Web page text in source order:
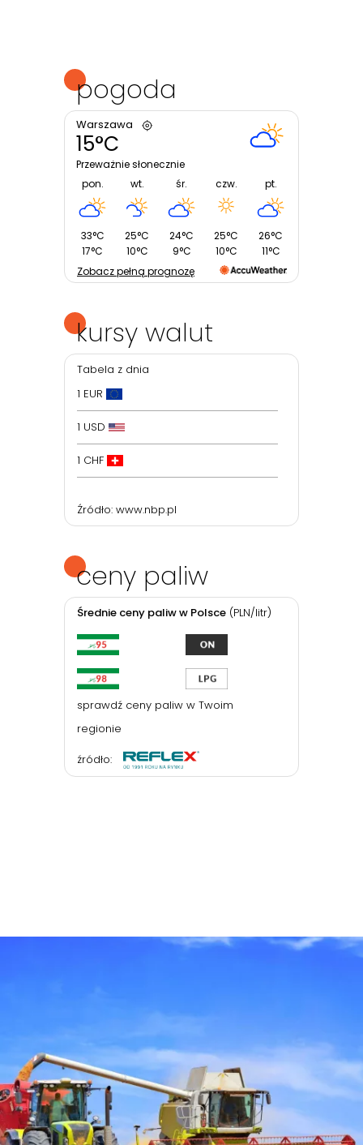
pogoda
Warszawa
15°C
Przeważnie słonecznie
pon.
33°C
17°C
wt.
25°C
10°C
śr.
24°C
9°C
czw.
25°C
10°C
pt.
26°C
11°C
Zobacz pełną prognozę
ceny paliw
Średnie ceny paliw w Polsce (PLN/litr)
sprawdź ceny paliw w Twoim
regionie
źródło:
kursy walut
Tabela z dnia
1 EUR
1 USD
1 CHF
Źródło: www.nbp.pl